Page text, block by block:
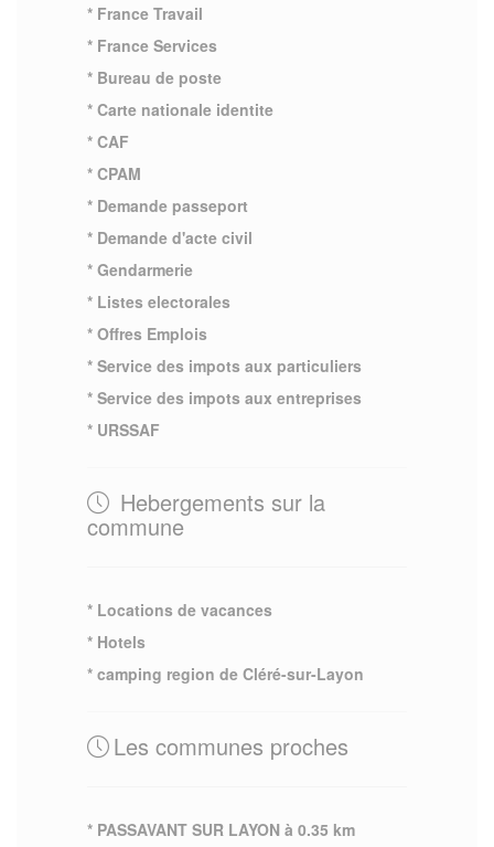
* France Travail
* France Services
* Bureau de poste
* Carte nationale identite
* CAF
* CPAM
* Demande passeport
* Demande d'acte civil
* Gendarmerie
* Listes electorales
* Offres Emplois
* Service des impots aux particuliers
* Service des impots aux entreprises
* URSSAF
Hebergements sur la
commune
* Locations de vacances
* Hotels
* camping region de Cléré-sur-Layon
Les communes proches
* PASSAVANT SUR LAYON à 0.35 km